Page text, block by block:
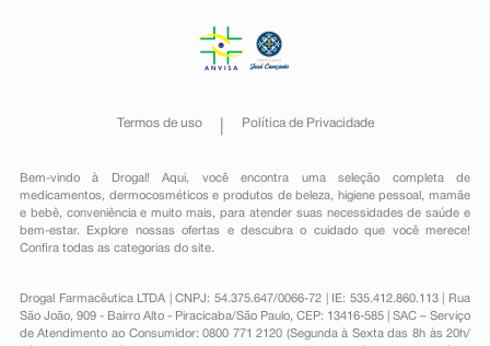
Termos de uso Política de Privacidade
Bem-vindo à Drogal! Aqui, você encontra uma seleção completa de
medicamentos , dermocosméticos e produtos de beleza, higiene pessoal ,mamãe
e bebê, conveniênciae muito mais, para atender suas necessidades de saúde e
bem-estar. Explore nossas ofertas e descubra o cuidado que você merece!
Confira todas as categorias do site.
Drogal Farmacêutica LTDA | CNPJ: 54.375.647/0066-72 | IE: 535.412.860.113 | Rua
São João, 909 - Bairro Alto - Piracicaba/São Paulo, CEP: 13416-585 | SAC – Serviço
de Atendimento ao Consumidor: 0800 771 2120 (Segunda à Sexta das 8h às 20h/